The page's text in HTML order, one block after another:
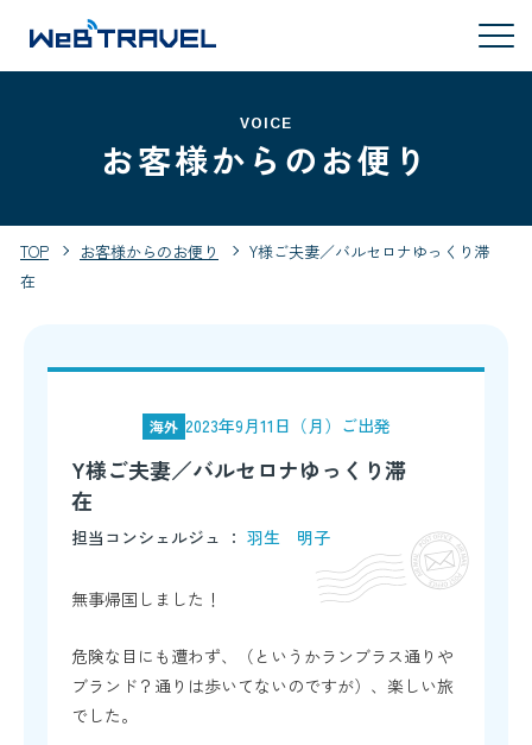
VOICE
お客様からのお便り
TOP お客様からのお便り
Y様ご夫妻／バルセロナゆっくり滞
在
海外 2023年9月11日（月）ご出発
Y様ご夫妻／バルセロナゆっくり滞
在
担当コンシェルジュ ： 羽生 明子
無事帰国しました！
危険な目にも遭わず、（というかランブラス通りや
ブランド？通りは歩いてないのですが）、楽しい旅
でした。